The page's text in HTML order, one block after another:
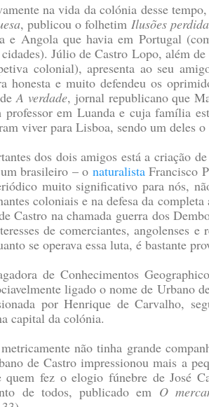
na vida da colónia desse
, publicou o folhetim Ilusões
e Angola que havia em Portugal
cidades). Júlio de Castro Lopo, além
colonial), apresenta ao seu
honesta e muito defendeu os
deA verdade, jornal republicano que
professor em Luanda e cuja família
viver para Lisboa, sendo um deles
dos dois amigos está a criação
brasileiro – o naturalistaFrancisco
muito significativo para nós,
coloniais e na defesa da
Castro na chamada guerra dos
de comerciantes, angolenses
se operava essa luta, é bastante
de Conhecimentos
ligado o nome de Urbano
por Henrique de Carvalho,
capital da colónia.
não tinha grande
de Castro impressionou mais a
fez o elogio fúnebre de José
de todos, publicado em O